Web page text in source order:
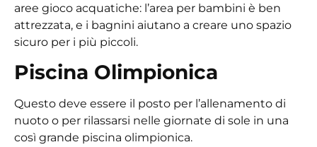
aree gioco acquatiche: l’area per bambini è ben
attrezzata, e i bagnini aiutano a creare uno spazio
sicuro per i più piccoli.
Piscina Olimpionica
Questo deve essere il posto per l’allenamento di
nuoto o per rilassarsi nelle giornate di sole in una
così grande piscina olimpionica.